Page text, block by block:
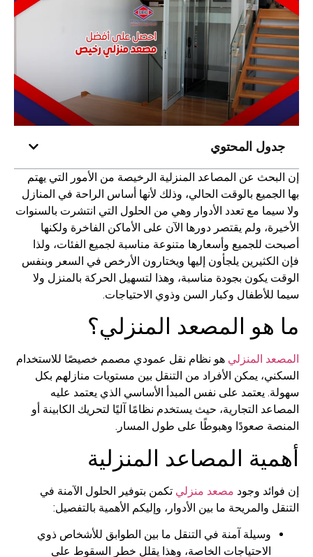
المحتوي
عن المصاعد المنزلية الرخيصة من الأمور التي يهتم
بالوقت الحالي، وذلك لأنها أساس الراحة في المنازل
مع تعدد الأدوار وهي من الحلول التي انتشرت بالسنوات
ولم يقتصر دورها الآن على الأماكن الفاخرة ولكنها
للجميع وأسعارها متنوعة مناسبة لجميع الفئات، ولذا
يلجأون إليها ويختارون الأرخص في السعر وبنفس
يكون بجودة مناسبة، وهذا لتسهيل الحركة بالمنزل ولا
وكبار السن وذوي الاحتياجات.
المصعد المنزلي؟
المنزلي هو نظام نقل عمودي مصمم خصيصًا للاستخدام
يمكن الأفراد من التنقل بين مستويات منازلهم بكل
يعتمد على نفس المبدأ الأساسي الذي يعتمد عليه
التجارية، حيث يستخدم نظامًا آليًا لتحريك الكابينة أو
صعودًا وهبوطًا على طول المسار.
المصاعد المنزلية
وجودمصعد منزليتكمن بتوفير الحلول الآمنة في
والمريحة ما بين الأدوار، وإليكم الأهمية بالتفصيل:
وسيلة آمنة في التنقل ما بين الطوابق للأشخاص ذوي
الاحتياجات الخاصة، وهذا يقلل خطر السقوط على